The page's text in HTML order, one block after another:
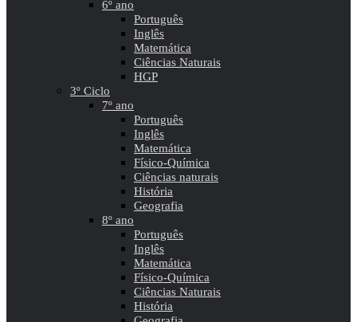
6º ano
Português
Inglês
Matemática
Ciências Naturais
HGP
3º Ciclo
7º ano
Português
Inglês
Matemática
Físico-Química
Ciências naturais
História
Geografia
8º ano
Português
Inglês
Matemática
Físico-Química
Ciências Naturais
História